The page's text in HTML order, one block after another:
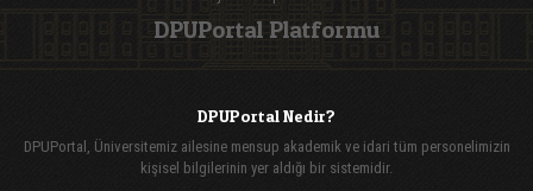
DPUPortal Platformu
DPUPortal Nedir?
DPUPortal, Üniversitemiz ailesine mensup akademik ve idari tüm personelimizin
kişisel bilgilerinin yer aldığı bir sistemidir.